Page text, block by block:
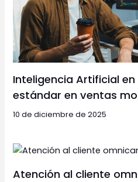
Inteligencia Artificial en
estándar en ventas
10 de diciembre de 2025
Atención al cliente